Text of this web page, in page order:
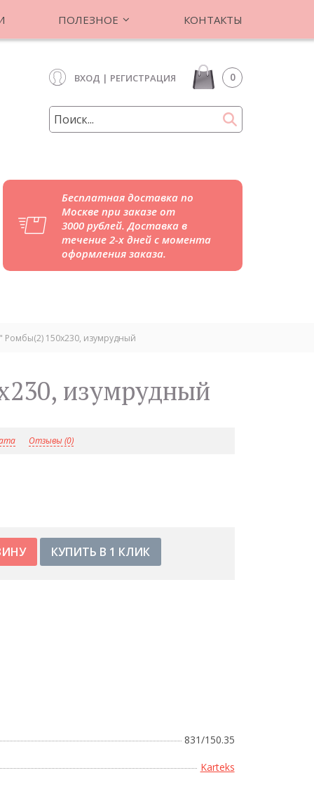
ПОЛЕЗНОЕ КОНТАКТЫ
ВХОД | РЕГИСТРАЦИЯ 0
Бесплатная доставка по
Москве при заказе от
3000 рублей. Доставка в
течение 2-х дней с момента
оформления заказа.
Ромбы(2) 150х230, изумрудный
изумрудный
Отзывы (0)
КУПИТЬ В 1 КЛИК
831/150.35
Karteks